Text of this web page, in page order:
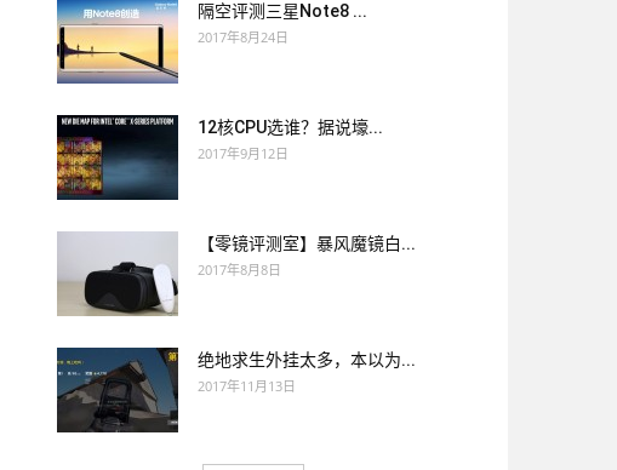
隔空评测三星Note8 ...
2017年8月24日
12核CPU选谁？据说壕...
2017年9月12日
【零镜评测室】暴风魔镜白...
2017年8月8日
绝地求生外挂太多，本以为...
2017年11月13日